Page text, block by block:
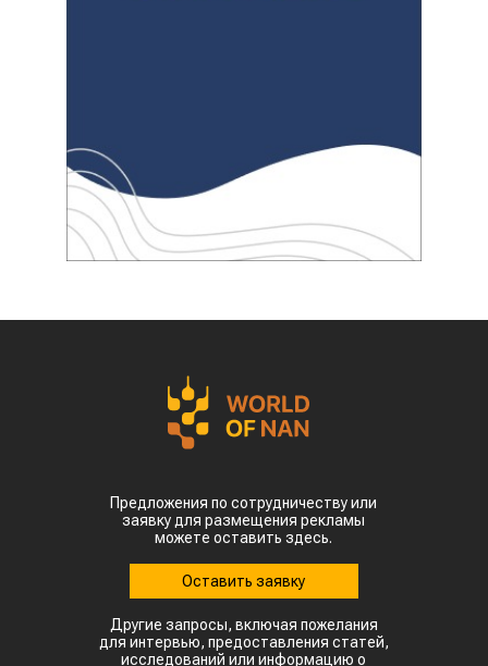
Предложения по сотрудничеству или
заявку для размещения рекламы
можете оставить здесь.
Оставить заявку
Другие запросы, включая пожелания
для интервью, предоставления статей,
исследований или информацию о